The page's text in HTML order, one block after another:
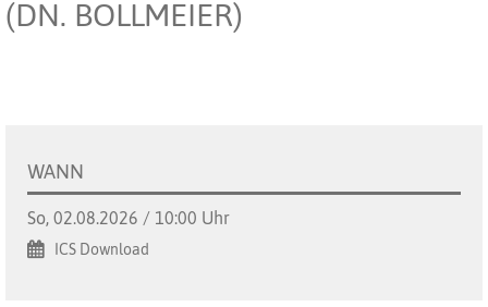
(DN. BOLLMEIER)
WANN
So, 02.08.2026 / 10:00 Uhr
ICS Download